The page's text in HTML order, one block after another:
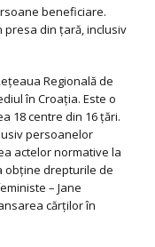
beneficiare.
presa din țară, inclusiv
Regională de
în Croația. Este o
18 centre din 16 țări.
persoanelor
actelor normative la
obține drepturile de
– Jane
cărților în